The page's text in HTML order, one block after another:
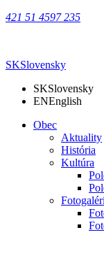
421 51 4597 235
SKSlovensky
SKSlovensky
ENEnglish
Obec
Aktuality
História
Kultúra